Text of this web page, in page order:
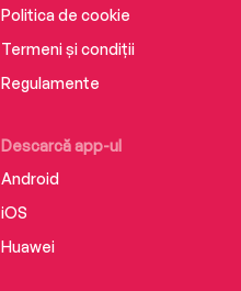
Descarcă app-ul
Android
iOS
Huawei
Politica de cookie
Termeni și condiții
Regulamente